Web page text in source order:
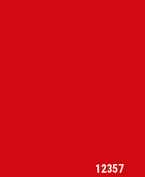
12357